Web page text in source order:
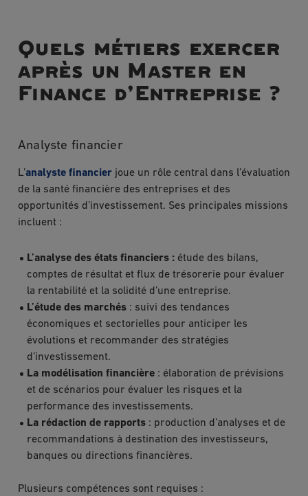
Quels métiers exercer
après un Master en
Finance d’Entreprise ?
Analyste financier
L’analyste financier joue un rôle central dans l’évaluation
de la santé financière des entreprises et des
opportunités d’investissement. Ses principales missions
incluent :
L’analyse des états financiers :étude des bilans,
comptes de résultat et flux de trésorerie pour évaluer
la rentabilité et la solidité d’une entreprise.
L’étude des marchés : suivi des tendances
économiques et sectorielles pour anticiper les
évolutions et recommander des stratégies
d’investissement.
La modélisation financière : élaboration de prévisions
et de scénarios pour évaluer les risques et la
performance des investissements.
La rédaction de rapports: production d’analyses et de
recommandations à destination des investisseurs,
banques ou directions financières.
Plusieurs compétences sont requises :